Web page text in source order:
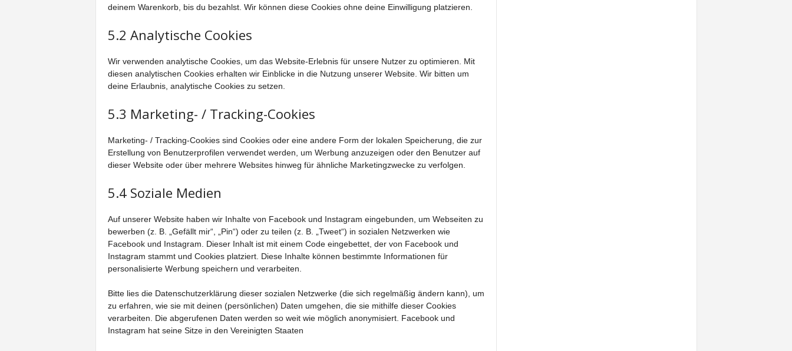
deinem Warenkorb, bis du bezahlst. Wir können diese Cookies ohne deine Einwilligung platzieren.
5.2 Analytische Cookies
Wir verwenden analytische Cookies, um das Website-Erlebnis für unsere Nutzer zu optimieren. Mit
diesen analytischen Cookies erhalten wir Einblicke in die Nutzung unserer Website. Wir bitten um
deine Erlaubnis, analytische Cookies zu setzen.
5.3 Marketing- / Tracking-Cookies
Marketing- / Tracking-Cookies sind Cookies oder eine andere Form der lokalen Speicherung, die zur
Erstellung von Benutzerprofilen verwendet werden, um Werbung anzuzeigen oder den Benutzer auf
dieser Website oder über mehrere Websites hinweg für ähnliche Marketingzwecke zu verfolgen.
5.4 Soziale Medien
Auf unserer Website haben wir Inhalte von Facebook und Instagram eingebunden, um Webseiten zu
bewerben (z. B. „Gefällt mir“, „Pin“) oder zu teilen (z. B. „Tweet“) in sozialen Netzwerken wie
Facebook und Instagram. Dieser Inhalt ist mit einem Code eingebettet, der von Facebook und
Instagram stammt und Cookies platziert. Diese Inhalte können bestimmte Informationen für
personalisierte Werbung speichern und verarbeiten.
Bitte lies die Datenschutzerklärung dieser sozialen Netzwerke (die sich regelmäßig ändern kann), um
zu erfahren, wie sie mit deinen (persönlichen) Daten umgehen, die sie mithilfe dieser Cookies
verarbeiten. Die abgerufenen Daten werden so weit wie möglich anonymisiert. Facebook und
Instagram hat seine Sitze in den Vereinigten Staaten